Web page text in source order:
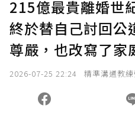
215億最貴離婚世
終於替自己討回
尊嚴，也改寫了家
2026-07-25 22:24 精準溝通教